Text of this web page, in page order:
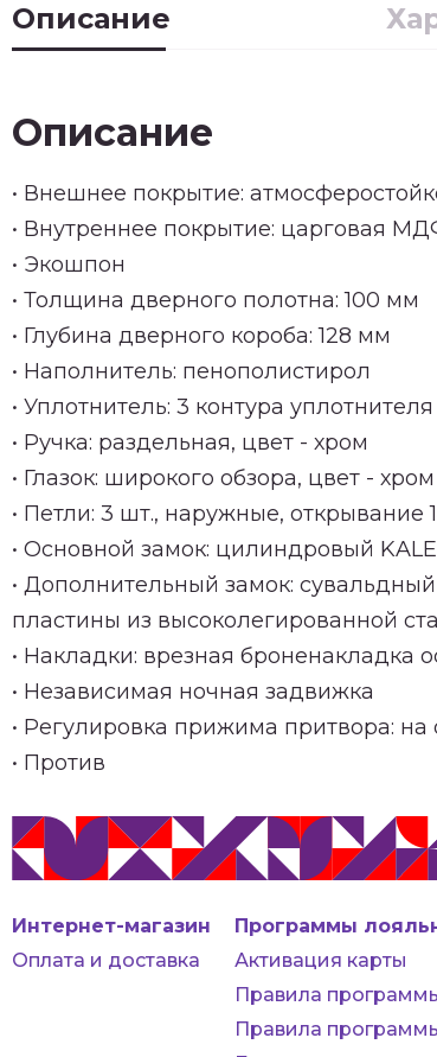
Описание
Описание
• Внешнее покрытие:
• Внутреннее покрытие: царговая
• Экошпон
• Толщина дверного полотна: 100 мм
• Глубина дверного короба: 128 мм
• Наполнитель: пенополистирол
• Уплотнитель: 3 контура
• Ручка: раздельная, цвет - хром
• Глазок: широкого обзора, цвет - хром
• Петли: 3 шт., наружные, открывание
• Основной замок: цилиндровый
• Дополнительный замок:
пластины из высоколегированной
• Накладки: врезная броненакладка
• Независимая ночная задвижка
• Регулировка прижима притвора:
• Против
Интернет-магазин
Оплата и доставка
Программы
Активация карты
Правила
Правила